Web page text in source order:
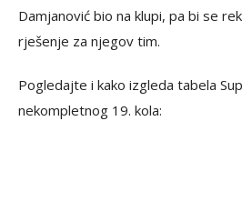
Damjanović bio na klupi, pa bi se
rješenje za njegov tim.
Pogledajte i kako izgleda tabela
nekompletnog 19. kola: